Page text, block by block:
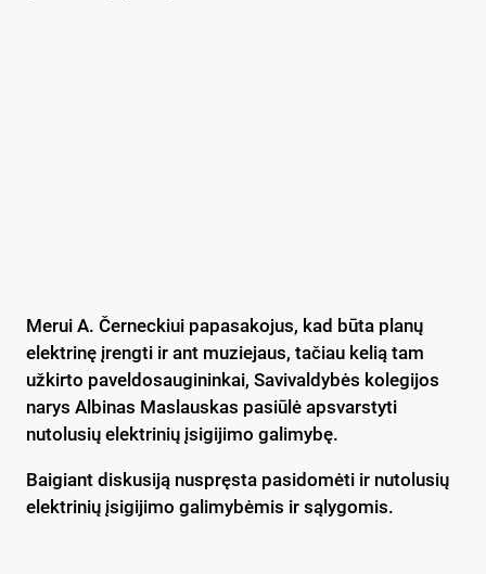
Merui A. Černeckiui papasakojus, kad būta planų
elektrinę įrengti ir ant muziejaus, tačiau kelią tam
užkirto paveldosaugininkai, Savivaldybės kolegijos
narys Albinas Maslauskas pasiūlė apsvarstyti
nutolusių elektrinių įsigijimo galimybę.
Baigiant diskusiją nuspręsta pasidomėti ir nutolusių
elektrinių įsigijimo galimybėmis ir sąlygomis.